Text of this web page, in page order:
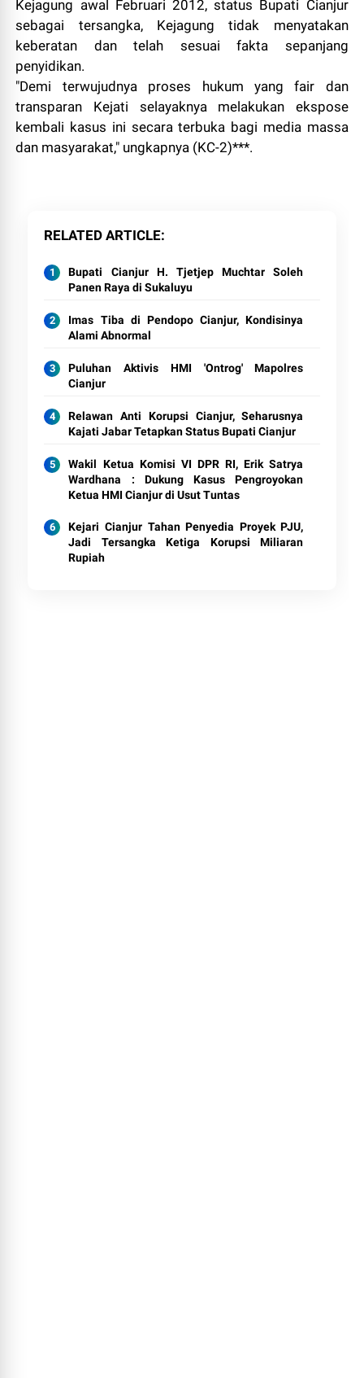
Kejagung awal Februari 2012, status Bupati Cianjur
sebagai tersangka, Kejagung tidak menyatakan
keberatan dan telah sesuai fakta sepanjang
penyidikan.
"Demi terwujudnya proses hukum yang fair dan
transparan Kejati selayaknya melakukan ekspose
kembali kasus ini secara terbuka bagi media massa
dan masyarakat," ungkapnya (KC-2)***.
RELATED ARTICLE
Bupati Cianjur H. Tjetjep Muchtar Soleh
Panen Raya di Sukaluyu
Imas Tiba di Pendopo Cianjur, Kondisinya
Alami Abnormal
Puluhan Aktivis HMI 'Ontrog' Mapolres
Cianjur
Relawan Anti Korupsi Cianjur, Seharusnya
Kajati Jabar Tetapkan Status Bupati Cianjur
Wakil Ketua Komisi VI DPR RI, Erik Satrya
Wardhana : Dukung Kasus Pengroyokan
Ketua HMI Cianjur di Usut Tuntas
Kejari Cianjur Tahan Penyedia Proyek PJU,
Jadi Tersangka Ketiga Korupsi Miliaran
Rupiah